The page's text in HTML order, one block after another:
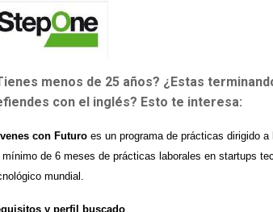
menos de 25 años? ¿Estas
con el inglés? Esto te interesa:
con Futuro es un programa de prácticas dirigido
mínimo de 6 meses de prácticas laborales en startups
mundial.
y perfil buscado